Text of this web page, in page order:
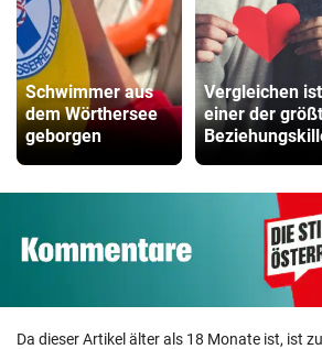
Schwimmer aus
dem Wörthersee
geborgen
Vergleichen ist
einer der
Da dieser Artikel älter als 18 Monate ist, ist